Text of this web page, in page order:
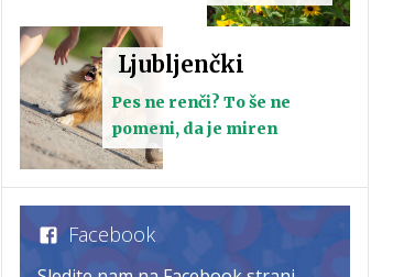
Ljubljenčki
Pes ne renči? To še ne
pomeni, da je miren
Facebook